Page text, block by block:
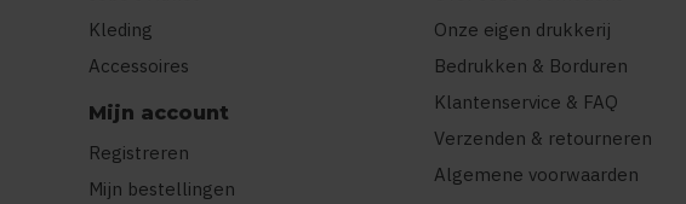
Kleding
Accessoires
Mijn account
Registreren
Mijn bestellingen
Onze eigen drukkerij
Bedrukken & Borduren
Klantenservice & FAQ
Verzenden & retourneren
Algemene voorwaarden